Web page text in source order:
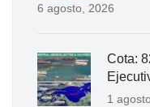
6 agosto, 2026
Cota:
1